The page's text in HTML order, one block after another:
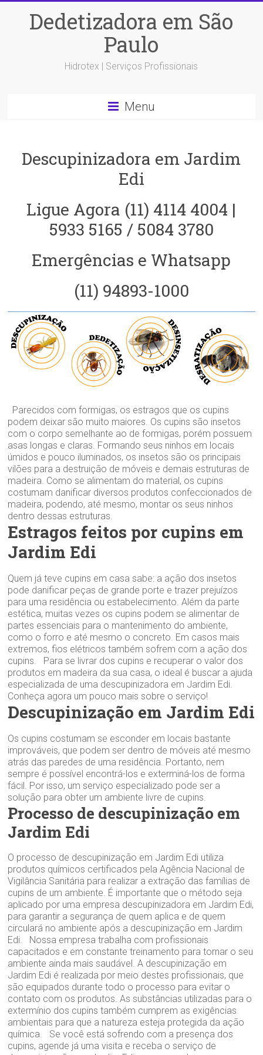
Dedetizadora em São
Paulo
Hidrotex | Serviços Profissionais
Menu
Descupinizadora em Jardim
Edi
Ligue Agora (11) 4114 4004 |
5933 5165 / 5084 3780
Emergências e Whatsapp
(11) 94893-1000
Parecidos com formigas, os estragos que os cupins
podem deixar são muito maiores. Os cupins são insetos
com o corpo semelhante ao de formigas, porém possuem
asas longas e claras. Formando seus ninhos em locais
úmidos e pouco iluminados, os insetos são os principais
vilões para a destruição de móveis e demais estruturas de
madeira. Como se alimentam do material, os cupins
costumam danificar diversos produtos confeccionados de
madeira, podendo, até mesmo, montar os seus ninhos
dentro dessas estruturas.
Estragos feitos por cupins em
Jardim Edi
Quem já teve cupins em casa sabe: a ação dos insetos
pode danificar peças de grande porte e trazer prejuízos
para uma residência ou estabelecimento. Além da parte
estética, muitas vezes os cupins podem se alimentar de
partes essenciais para o mantenimento do ambiente,
como o forro e até mesmo o concreto. Em casos mais
extremos, fios elétricos também sofrem com a ação dos
cupins. Para se livrar dos cupins e recuperar o valor dos
produtos em madeira da sua casa, o ideal é buscar a ajuda
especializada de uma descupinizadora em Jardim Edi.
Conheça agora um pouco mais sobre o serviço!
Descupinização em Jardim Edi
Os cupins costumam se esconder em locais bastante
improváveis, que podem ser dentro de móveis até mesmo
atrás das paredes de uma residência. Portanto, nem
sempre é possível encontrá-los e exterminá-los de forma
fácil. Por isso, um serviço especializado pode ser a
solução para obter um ambiente livre de cupins.
Processo de descupinização em
Jardim Edi
O processo de descupinização em Jardim Edi utiliza
produtos químicos certificados pela Agência Nacional de
Vigilância Sanitária para realizar a extração das famílias de
cupins de um ambiente. É importante que o método seja
aplicado por uma empresa descupinizadora em Jardim Edi,
para garantir a segurança de quem aplica e de quem
circulará no ambiente após a descupinização em Jardim
Edi. Nossa empresa trabalha com profissionais
capacitados e em constante treinamento para tornar o seu
ambiente ainda mais saudável. A descupinização em
Jardim Edi é realizada por meio destes profissionais, que
são equipados durante todo o processo para evitar o
contato com os produtos. As substâncias utilizadas para o
extermínio dos cupins também cumprem as exigências
ambientais para que a natureza esteja protegida da ação
química. Se você está sofrendo com a presença dos
cupins, agende já uma visita e receba o serviço de